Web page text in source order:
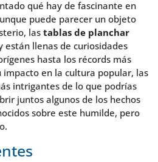
qué hay de fascinante en
puede parecer un objeto
las tablas de planchar
llenas de curiosidades
hasta los récords más
impacto en la cultura popular, las
intrigantes de lo que podrías
juntos algunos de los hechos
sobre este humilde, pero